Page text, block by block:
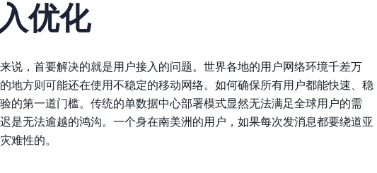
优化
说，首要解决的就是用户接入的问题。世界各地的用户网络环境千差万
地方则可能还在使用不稳定的移动网络。如何确保所有用户都能快速、稳
的第一道门槛。传统的单数据中心部署模式显然无法满足全球用户的需
是无法逾越的鸿沟。一个身在南美洲的用户，如果每次发消息都要绕道亚
难性的。